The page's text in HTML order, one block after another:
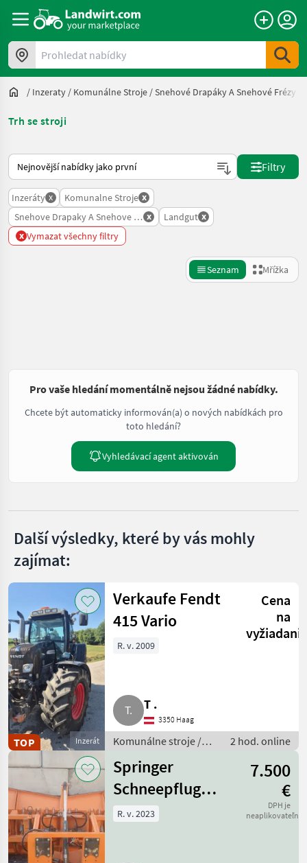
Prohledat nabídky
/ Inzeraty / Komunálne Stroje /Snehové Drapáky A Snehové Frézy
Trh se stroji
Takto se řadí nabídky na Landwirt.com
Filtry
Inzeráty x Komunalne Stroje x
Snehove Drapaky A Snehove Frezy
x Landgut x
x Vymazat všechny filtry
Seznam Mřížka
Pro vaše hledání momentálně nejsou žádné nabídky.
Chcete být automaticky informován(a) o nových nabídkách pro
toto hledání?
Vyhledávací agent aktivován
Další výsledky, které by vás mohly
zajímat:
Inzerát
TOP
Verkaufe Fendt
415 Vario
Cena
na
R. v. 2009
T .
3350 Haag
Komunálne stroje /
2 hod. online
Springer
Schneepflug
SHB 3606-4
7.500
€
DPH je
neaplikovateľné
R. v. 2023